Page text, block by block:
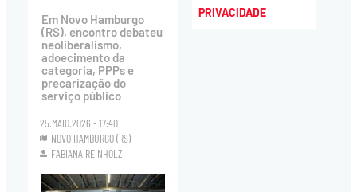
Em Novo Hamburgo
(RS), encontro debateu
neoliberalismo,
adoecimento da
categoria, PPPs e
precarização do
serviço público
25.MAIO.2026 - 17:40
NOVO HAMBURGO (RS)
FABIANA REINHOLZ
PRIVACIDADE